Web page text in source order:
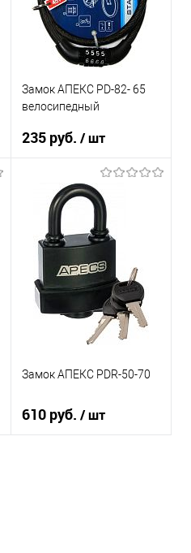
Замок АПЕКС PD-82- 65
велосипедный
235 руб. / шт
В корзину
К сравнению
В избранное
В наличии
Замок АПЕКС PDR-50-70
610 руб. / шт